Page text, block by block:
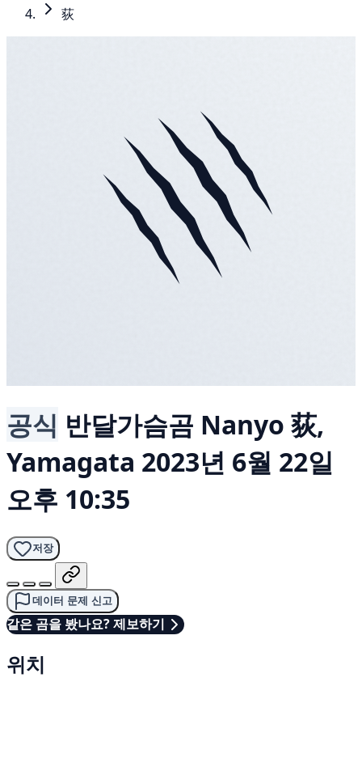
荻
공식 반달가슴곰 Nanyo 荻,
Yamagata 2023년 6월 22일
오후 10:35
저장
데이터 문제 신고
같은 곰을 봤나요? 제보하기
위치